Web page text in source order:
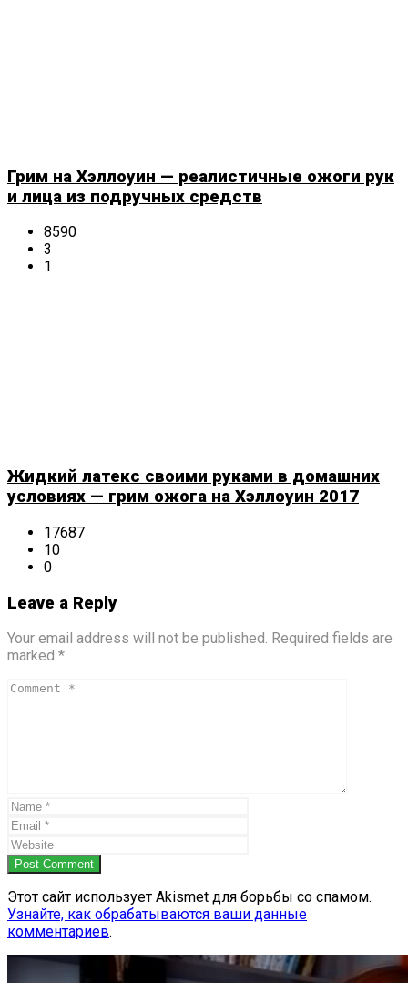
Грим на Хэллоуин — реалистичные ожоги рук
и лица из подручных средств
8590
3
1
Жидкий латекс своими руками в домашних
условиях — грим ожога на Хэллоуин 2017
17687
10
0
Leave a Reply
Your email address will not be published. Required fields are
marked *
Post Comment
Этот сайт использует Akismet для борьбы со спамом.
Узнайте, как обрабатываются ваши данные
комментариев.